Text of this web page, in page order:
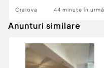
Craiova 44 minute în urmă
Anunturi similare